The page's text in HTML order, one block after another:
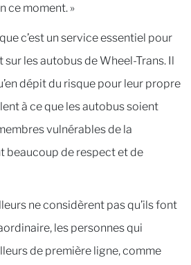
ce moment. »
c’est un service essentiel pour
les autobus de Wheel-Trans. Il
dépit du risque pour leur propre
à ce que les autobus soient
vulnérables de la
beaucoup de respect et de
ne considèrent pas qu’ils font
les personnes qui
de première ligne, comme